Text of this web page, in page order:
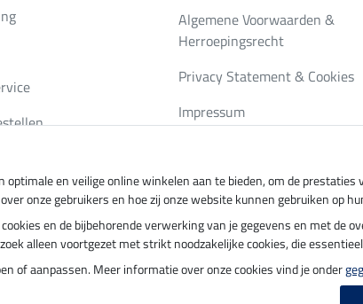
Algemene Voorwaarden &
Herroepingsrecht
Privacy Statement & Cookies
Impressum
Veilig betalen met
optimale en veilige online winkelen aan te bieden, om de
onze gebruikers en hoe zij onze website kunnen gebruiken op
en de bijbehorende verwerking van je gegevens en met de
alleen voortgezet met strikt noodzakelijke cookies, die
of aanpassen. Meer informatie over onze cookies vind je onder